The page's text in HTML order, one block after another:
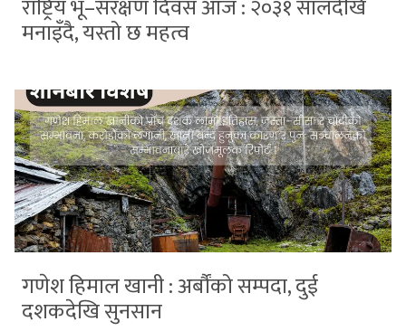
राष्ट्रिय भू–संरक्षण दिवस आज : २०३१ सालदेखि
मनाइँदै, यस्तो छ महत्व
गणेश हिमाल खानी : अर्बौंको सम्पदा, दुई
दशकदेखि सुनसान